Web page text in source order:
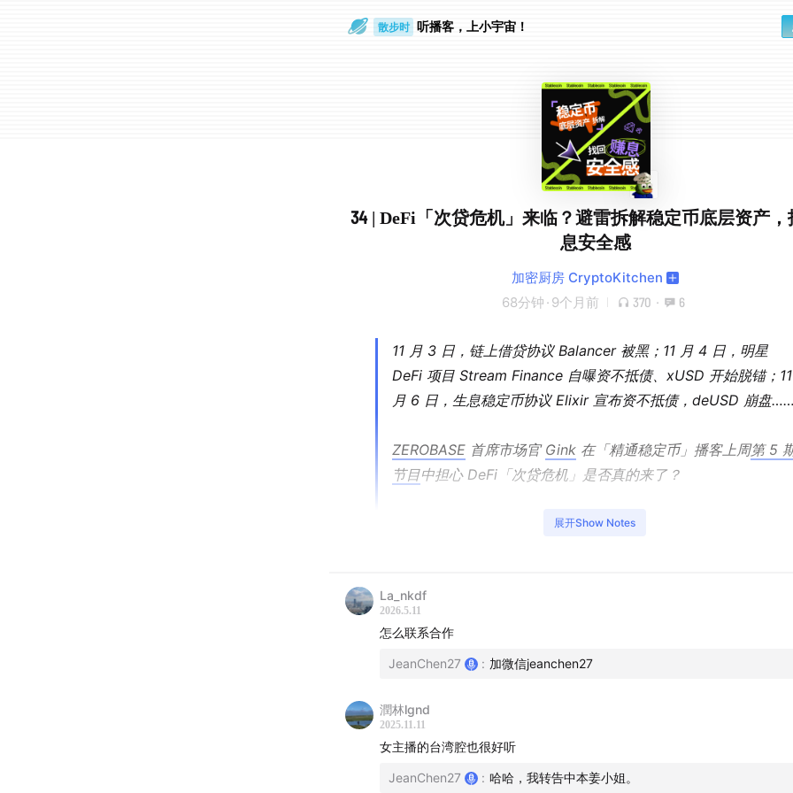
散步时 听播客，上小宇宙！
34 | DeFi「次贷危机」来临？避雷拆解稳定币底层资产，
息安全感
加密厨房 CryptoKitchen
68分钟 · 9个月前 370 · 6
11 月 3 日，链上借贷协议 Balancer 被黑；11 月 4 日，明星
DeFi 项目 Stream Finance 自曝资不抵债、xUSD 开始脱锚；11
月 6 日，生息稳定币协议 Elixir 宣布资不抵债，deUSD 崩盘……
ZEROBASE 首席市场官 Gink 在「精通稳定币」播客上周第 5
节目中担心 DeFi「次贷危机」是否真的来了？
本期节目为《加密厨房》与《Mastering Stablecoin
展开Show Notes
La_nkdf
2026.5.11
怎么联系合作
JeanChen27 : 加微信jeanchen27
潤林lgnd
2025.11.11
女主播的台湾腔也很好听
JeanChen27 : 哈哈，我转告中本姜小姐。